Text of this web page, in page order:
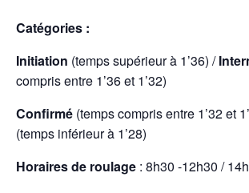
Catégories :
Initiation (temps supérieur à 1’36) /
compris entre 1’36 et 1’32)
Confirmé (temps compris entre 1’32 et
(temps inférieur à 1’28)
Horaires de roulage : 8h30 -12h30 /